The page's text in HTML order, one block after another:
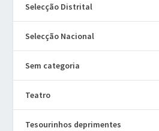
Selecção Distrital
Selecção Nacional
Sem categoria
Teatro
Tesourinhos deprimentes